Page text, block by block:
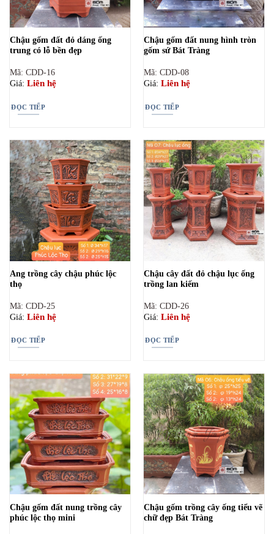
Chậu gốm đất đỏ dáng ống
trung có lỗ bền đẹp
Mã: CDD-16
Giá: Liên hệ
ĐỌC TIẾP
Chậu gốm đất nung hình tròn
gốm sứ Bát Tràng
Mã: CDD-08
Giá: Liên hệ
ĐỌC TIẾP
Ang trồng cây chậu phúc lộc
thọ
Mã: CDD-25
Giá: Liên hệ
ĐỌC TIẾP
Chậu cây đất đỏ chậu lục ống
trồng lan kiếm
Mã: CDD-26
Giá: Liên hệ
ĐỌC TIẾP
Chậu gốm đất nung trồng cây
phúc lộc thọ mini
Chậu gốm trồng cây ống tiểu vẽ
chữ đẹp Bát Tràng